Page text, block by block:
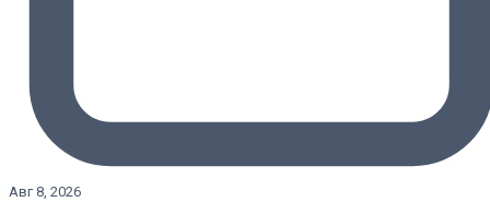
Авг 8, 2026